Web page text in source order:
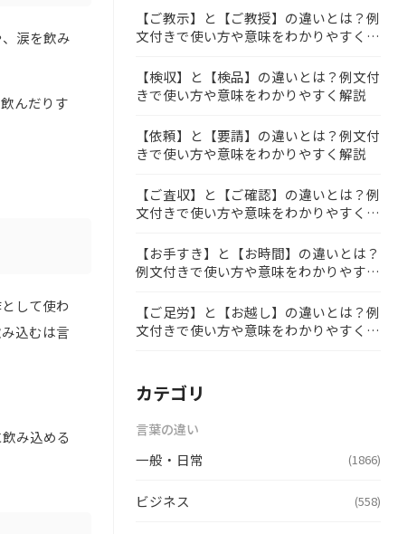
涙を飲み
んだりす
して使わ
込むは言
み込める
【ご教示】と【ご教授】の違いとは？例
文付きで使い方や意味をわかりやすく解
【検収】と【検品】の違いとは？例文付
きで使い方や意味をわかりやすく解説
【依頼】と【要請】の違いとは？例文付
きで使い方や意味をわかりやすく解説
【ご査収】と【ご確認】の違いとは？例
文付きで使い方や意味をわかりやすく解
【お手すき】と【お時間】の違いとは？
例文付きで使い方や意味をわかりやすく
【ご足労】と【お越し】の違いとは？例
文付きで使い方や意味をわかりやすく解
カテゴリ
言葉の違い
一般・日常 (1866)
ビジネス (558)